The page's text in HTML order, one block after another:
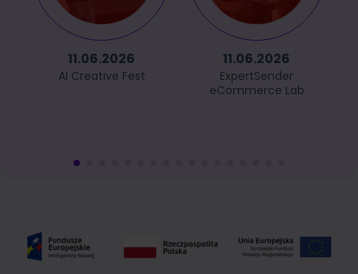
11.06.2026
AI Creative Fest
11.06.2026
ExpertSender
eCommerce Lab